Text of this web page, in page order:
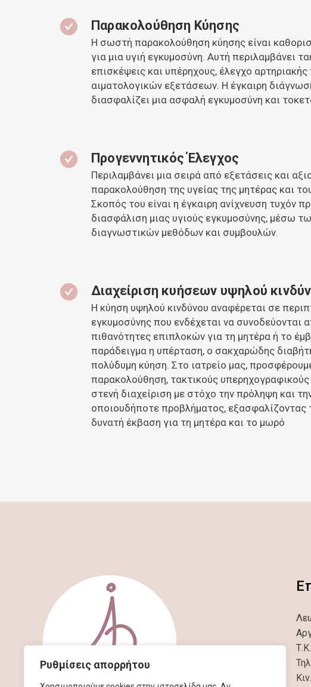
Ρυθμίσεις απορρήτου
Παρακολούθηση Κύησης
Η σωστή παρακολούθηση κύησης είναι
για μια υγιή εγκυμοσύνη. Αυτή περιλαμβάνει
επισκέψεις και υπέρηχους, έλεγχο αρτηριακής
αιματολογικών εξετάσεων. Η έγκαιρη
διασφαλίζει μια ασφαλή εγκυμοσύνη και
Προγεννητικός Έλεγχος
Περιλαμβάνει μια σειρά από εξετάσεις και
παρακολούθηση της υγείας της μητέρας και
Σκοπός του είναι η έγκαιρη ανίχνευση τυχόν
διασφάλιση μιας υγιούς εγκυμοσύνης, μέσω
διαγνωστικών μεθόδων και συμβουλών.
Διαχείριση κυήσεων υψηλού
Η κύηση υψηλού κινδύνου αναφέρεται σε
εγκυμοσύνης που ενδέχεται να συνοδεύονται
πιθανότητες επιπλοκών για τη μητέρα ή το
παράδειγμα η υπέρταση, ο σακχαρώδης
πολύδυμη κύηση. Στο ιατρείο μας,
παρακολούθηση, τακτικούς υπερηχογραφικούς
στενή διαχείριση με στόχο την πρόληψη και
οποιουδήποτε προβλήματος, εξασφαλίζοντας
δυνατή έκβαση για τη μητέρα και το μωρό